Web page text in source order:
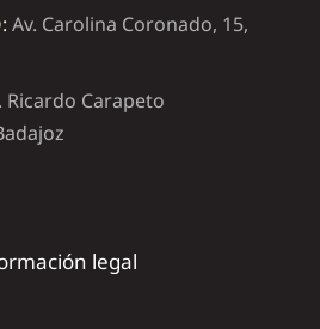
Av. Carolina Coronado, 15,
Ricardo Carapeto
legal